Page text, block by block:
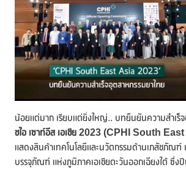
น้อยแต่มาก เรียบแต่ยิ่งใหญ่.. บทยืนยันความสำเร็จ
ชไอ เซาท์อีส เอเชีย 2023 (CPHI South East
แสดงสินค้าเทคโนโลยีและนวัตกรรมด้านเภสัชภัณ
บรรจุภัณฑ์ แห่งภูมิภาคเอเชียตะวันออกเฉียงใต้ ซึ่ง